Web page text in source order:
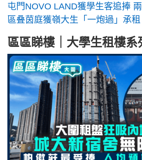
屯門NOVO LAND獲學生客追捧
區叠茵庭獲嶺大生「一炮過」承
區區睇樓｜大學生租樓系